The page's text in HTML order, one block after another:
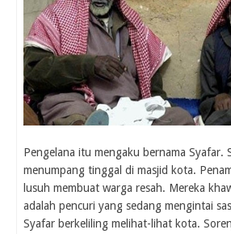
Pengelana itu mengaku bernama Syafar.
menumpang tinggal di masjid kota.
lusuh membuat warga resah. Mereka
adalah pencuri yang sedang mengintai
Syafar berkeliling melihat-lihat kota.